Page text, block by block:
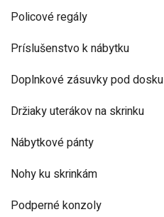
Policové regály
Príslušenstvo k nábytku
Doplnkové zásuvky pod dosku
Držiaky uterákov na skrinku
Nábytkové pánty
Nohy ku skrinkám
Podperné konzoly